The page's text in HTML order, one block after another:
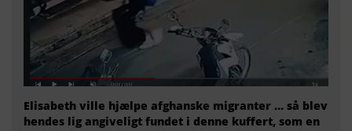
Elisabeth ville hjælpe afghanske migranter … så blev
hendes lig angiveligt fundet i denne kuffert, som en